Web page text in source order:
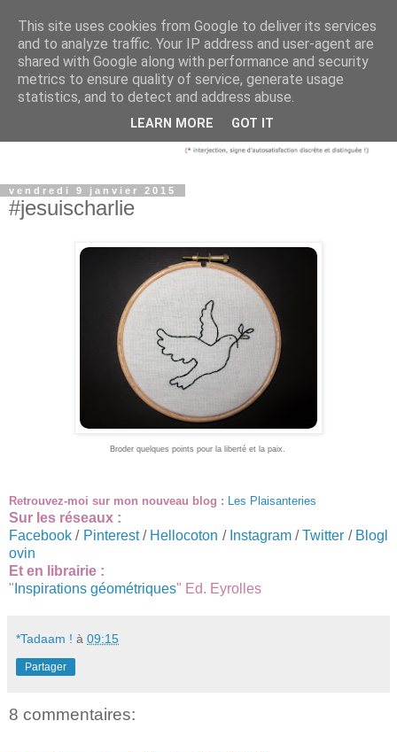
vendredi 9 janvier 2015
#jesuischarlie
Broder quelques points pour la liberté et la paix.
Retrouvez-moi sur mon nouveau blog : Les Plaisanteries
Sur les réseaux :
Facebook / Pinterest/ Hellocoton / Instagram/Twitter / Blogl
ovin
Et en librairie :
" Inspirations géométriques" Ed. Eyrolles
*Tadaam ! à 09:15
Partager
8 commentaires:
This site uses cookies from Google to deliver its services
and to analyze traffic. Your IP address and user-agent are
shared with Google along with performance and security
metrics to ensure quality of service, generate usage
statistics, and to detect and address abuse.
LEARN MORE GOT IT